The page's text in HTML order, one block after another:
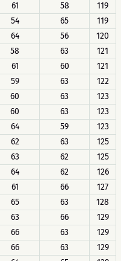
61 58
119
54 65
119
64 56
120
58 63
121
61 60
121
59 63
122
60 63
123
60 63
123
64 59
123
62 63
125
63 62
125
64 62
126
61 66
127
65 63
128
63 66
129
66 63
129
66 63
129